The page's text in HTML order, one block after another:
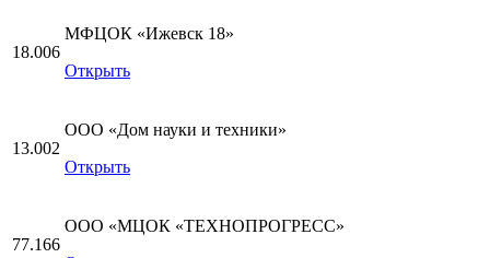
18.006
МФЦОК «Ижевск 18»
Открыть
13.002
ООО «Дом науки и техники»
Открыть
77.166
ООО «МЦОК «ТЕХНОПРОГРЕСС»